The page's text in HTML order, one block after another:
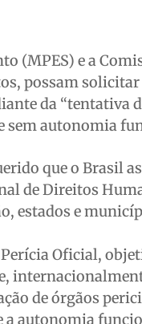
(MPES) e a
possam solicitar
da “tentativa
sem autonomia
que o Brasil
de Direitos
estados e
Oficial,
de órgãos
a autonomia